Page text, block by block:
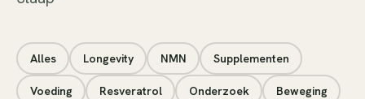
Alles Longevity NMN Supplementen
Voeding Resveratrol Onderzoek Beweging